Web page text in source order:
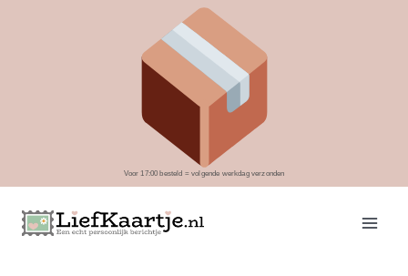
Voor 17:00 besteld = volgende werkdag verzonden